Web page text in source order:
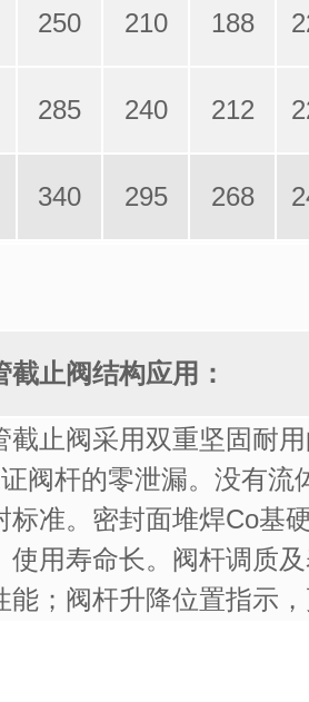
250 210 188
285 240 212
340 295 268
截止阀结构应用：
截止阀采用双重坚固耐
阀杆的零泄漏。没有流
标准。密封面堆焊Co基
使用寿命长。阀杆调质
能；阀杆升降位置指示